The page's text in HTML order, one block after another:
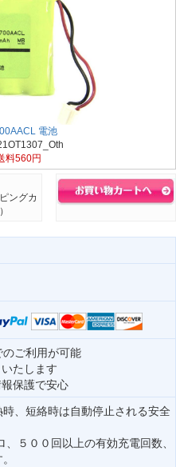
電池
料560円
ングカ
ご利用が可能
たします
保護で安心
、短絡時は自動停止される安全
５００回以上の有効充電回数、